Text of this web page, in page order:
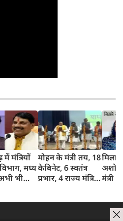
मंत्रियों
मध्य
भी
मोहन के मंत्री तय, 18
कैबिनेट, 6 स्वतंत्र
प्रभार, 4 राज्य मंत्रियोंमंत्री